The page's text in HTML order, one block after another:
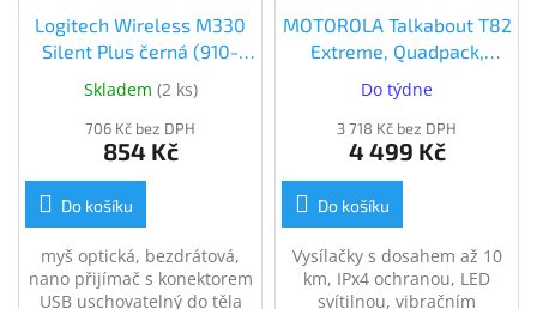
Logitech Wireless M330
Silent Plus černá (910-
004909)
Skladem (2 ks)
706 Kč bez DPH
854 Kč
Do košíku
myš optická, bezdrátová,
nano přijímač s konektorem
USB uschovatelný do těla
MOTOROLA Talkabout T82
Extreme, Quadpack,
žlutá/černá
(B8P00810YDEMAQ)
Do týdne
3 718 Kč bez DPH
4 499 Kč
Do košíku
Vysílačky s dosahem až 10
km, IPx4 ochranou, LED
svítilnou, vibračním